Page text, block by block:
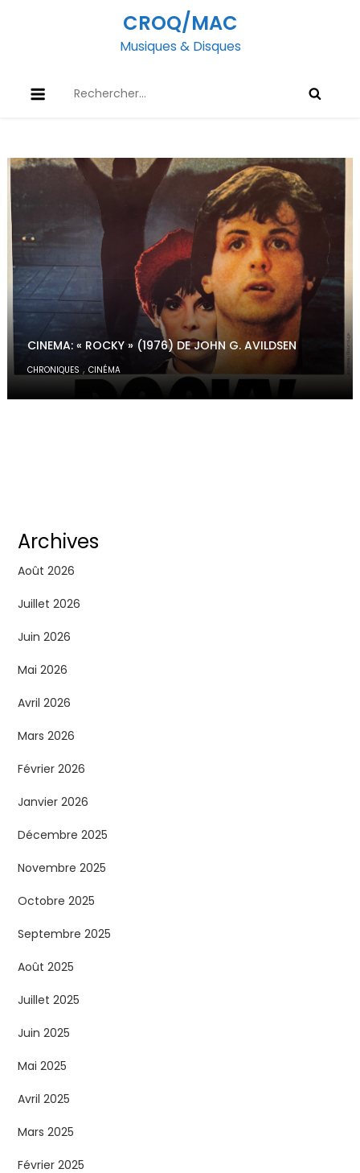
CROQ/MAC
Musiques & Disques
CINEMA: « ROCKY » (1976) DE JOHN G. AVILDSEN
CHRONIQUES ,CINÉMA
Archives
Août 2026
Juillet 2026
Juin 2026
Mai 2026
Avril 2026
Mars 2026
Février 2026
Janvier 2026
Décembre 2025
Novembre 2025
Octobre 2025
Septembre 2025
Août 2025
Juillet 2025
Juin 2025
Mai 2025
Avril 2025
Mars 2025
Février 2025